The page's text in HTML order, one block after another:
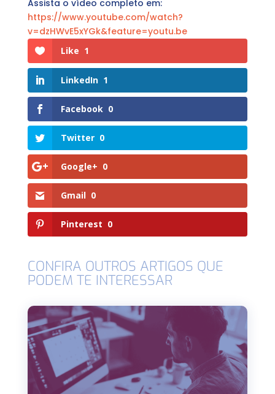
Assista o vídeo completo em:
https://www.youtube.com/watch?
v=dzHWvE5xYGk&feature=youtu.be
Like 1
LinkedIn 1
Facebook 0
Twitter 0
Google+ 0
Gmail 0
Pinterest 0
CONFIRA OUTROS ARTIGOS QUE
PODEM TE INTERESSAR